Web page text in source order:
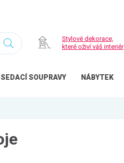
Stylové dekorace,
které oživí váš interiér
SEDACÍ SOUPRAVY NÁBYTEK